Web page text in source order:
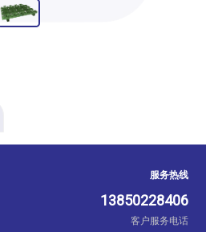
服务热线
13850228406
客户服务电话